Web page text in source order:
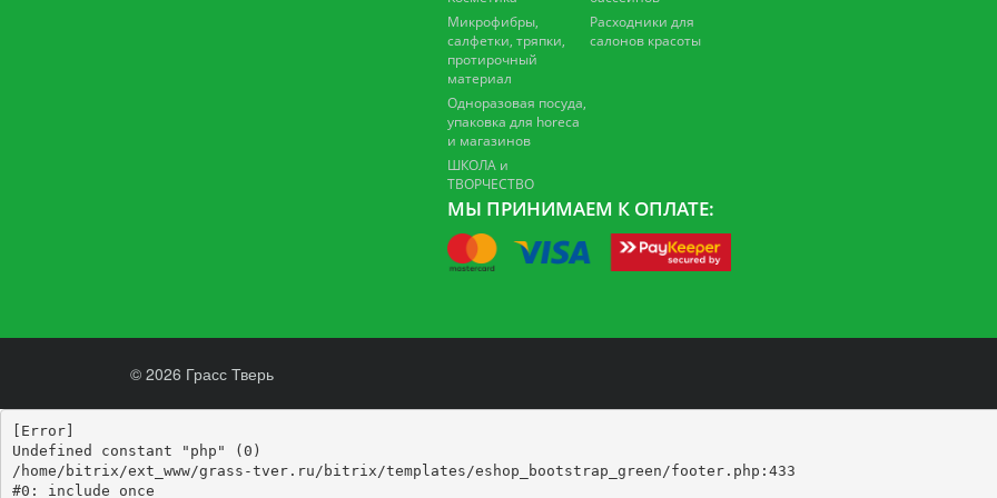
Микрофибры,
салфетки, тряпки,
протирочный
материал
Одноразовая посуда,
упаковка для horeca
и магазинов
ШКОЛА и
ТВОРЧЕСТВО
Расходники для
салонов красоты
МЫ ПРИНИМАЕМ К ОПЛАТЕ:
© 2026 Грасс Тверь
[Error]
Undefined constant "php" (0)
/home/bitrix/ext_www/grass-tver.ru/bitrix/templates/eshop_bootstrap_green/footer.php:433
#0: include_once